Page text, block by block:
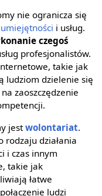
nie ogranicza się
umiejętności i usług.
czegoś
profesjonalistów.
takie jak
ludziom dzielenie się
zaoszczędzenie
jestwolontariat.
rodzaju działania
i czas innym
takie jak
łatwe
ludzi